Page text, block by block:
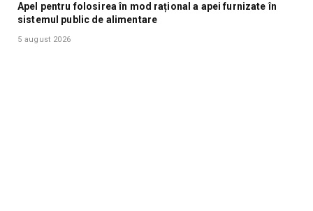
Apel pentru folosirea în mod rațional a apei furnizate în
sistemul public de alimentare
5 august 2026